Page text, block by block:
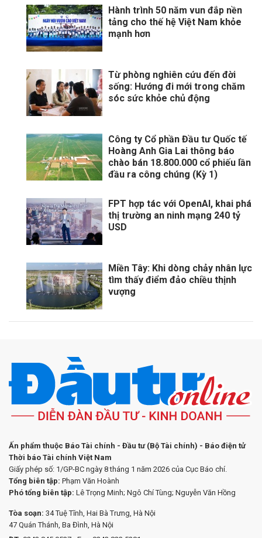
Hành trình 50 năm vun đắp nền
tảng cho thế hệ Việt Nam khỏe
mạnh hơn
Từ phòng nghiên cứu đến đời
sống: Hướng đi mới trong chăm
sóc sức khỏe chủ động
Công ty Cổ phần Đầu tư Quốc tế
Hoàng Anh Gia Lai thông báo
chào bán 18.800.000 cổ phiếu lần
đầu ra công chúng (Kỳ 1)
FPT hợp tác với OpenAI, khai phá
thị trường an ninh mạng 240 tỷ
USD
Miền Tây: Khi dòng chảy nhân lực
tìm thấy điểm đảo chiều thịnh
vượng
Ấn phẩm thuộc Báo Tài chính - Đầu tư (Bộ Tài chính) - Báo điện tử
Thời báo Tài chính Việt Nam
Giấy phép số: 1/GP-BC ngày 8 tháng 1 năm 2026 của Cục Báo chí.
Tổng biên tập: Phạm Văn Hoành
Phó tổng biên tập: Lê Trọng Minh; Ngô Chí Tùng; Nguyễn Văn Hồng
Tòa soạn: 34 Tuệ Tĩnh, Hai Bà Trưng, Hà Nội
47 Quán Thánh, Ba Đình, Hà Nội